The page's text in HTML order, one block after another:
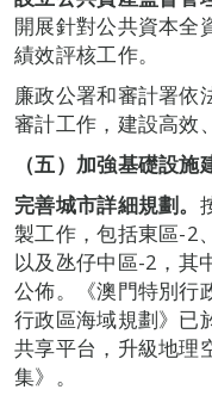
開展針對公共資本全
績效評核工作。
廉政公署和審計署依
審計工作，建設高效
（五）加強基礎設
完善城市詳細規劃。
製工作，包括東區-2
以及氹仔中區-2，其
公佈。《澳門特別行
行政區海域規劃》已
共享平台，升級地理
集》。